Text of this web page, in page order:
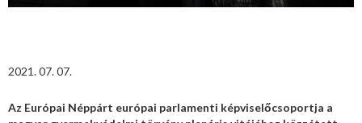
2021. 07. 07.
Az Európai Néppárt európai parlamenti képviselőcsoportja a